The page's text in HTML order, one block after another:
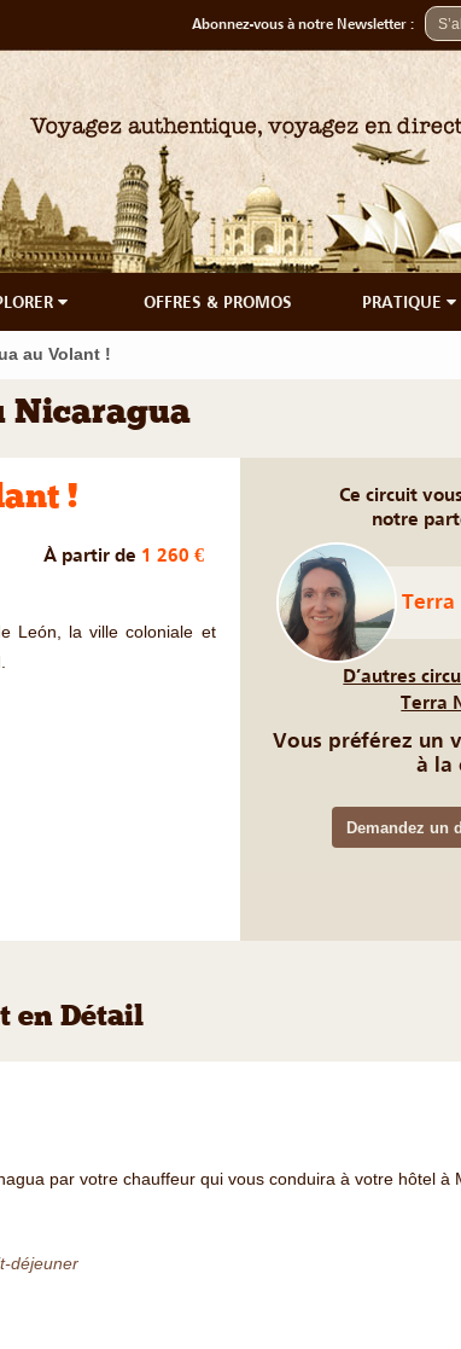
Abonnez-vous à notre Newsletter :
OFFRES & PROMOS PRATIQUE
au Volant !
Nicaragua
!
À partir de 1 260 €
León, la ville coloniale et
Ce circuit
notre
Terra
D’autres
Terra
Vous préférez un
à la
Demandez un
en Détail
par votre chauffeur qui vous conduira à votre hôtel à
déjeuner